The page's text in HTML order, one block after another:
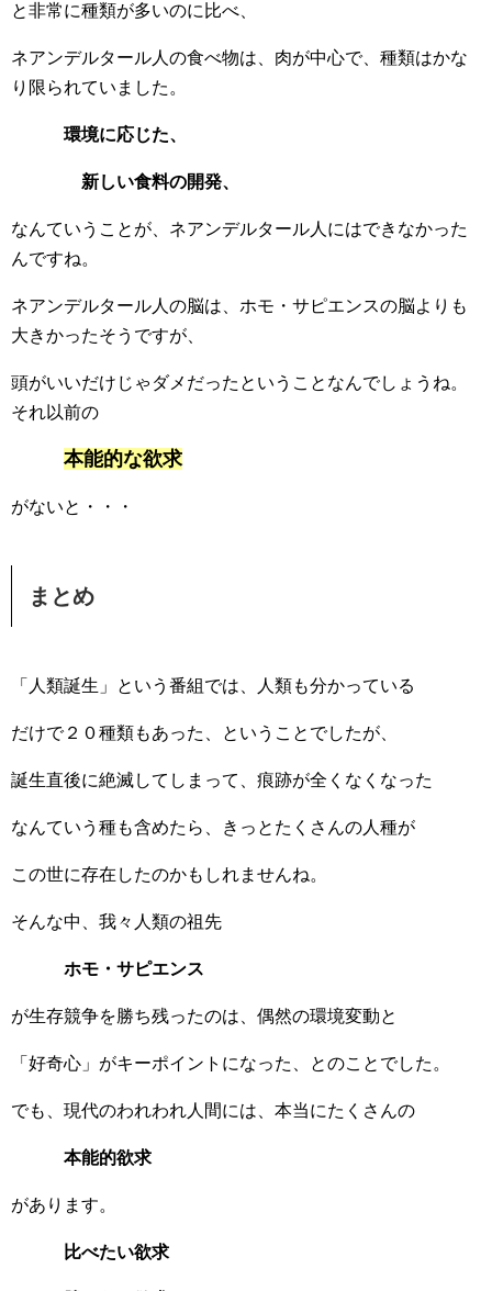
と非常に種類が多いのに比べ、
ネアンデルタール人の食べ物は、肉が中心で、種類はかな
り限られていました。
環境に応じた、
新しい食料の開発、
なんていうことが、ネアンデルタール人にはできなかった
んですね。
ネアンデルタール人の脳は、ホモ・サピエンスの脳よりも
大きかったそうですが、
頭がいいだけじゃダメだったということなんでしょうね。
それ以前の
本能的な欲求
がないと・・・
まとめ
「人類誕生」という番組では、人類も分かっている
だけで２０種類もあった、ということでしたが、
誕生直後に絶滅してしまって、痕跡が全くなくなった
なんていう種も含めたら、きっとたくさんの人種が
この世に存在したのかもしれませんね。
そんな中、我々人類の祖先
ホモ・サピエンス
が生存競争を勝ち残ったのは、偶然の環境変動と
「好奇心」がキーポイントになった、とのことでした。
でも、現代のわれわれ人間には、本当にたくさんの
本能的欲求
があります。
比べたい欲求